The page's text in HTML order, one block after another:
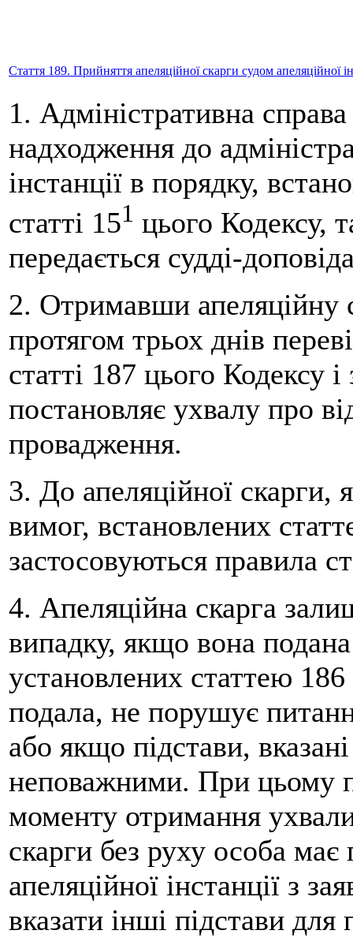
Стаття 189. Прийняття апеляційної скарги судом апеляційної
1. Адміністративна справа
надходження до
інстанції в порядку,
статті 151 цього Кодексу,
передається судді-
2. Отримавши апеляційну
протягом трьох днів
статті 187 цього Кодексу
постановляє ухвалу про
провадження.
3. До апеляційної скарги,
вимог, встановлених
застосовуються правила
4. Апеляційна скарга
випадку, якщо вона подана
установлених статтею 186
подала, не порушує
або якщо підстави,
неповажними. При цьому
моменту отримання
скарги без руху особа
апеляційної інстанції з
вказати інші підстави